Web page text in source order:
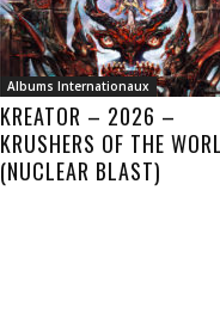
Albums Internationaux
KREATOR – 2026 –
KRUSHERS OF THE
(NUCLEAR BLAST)